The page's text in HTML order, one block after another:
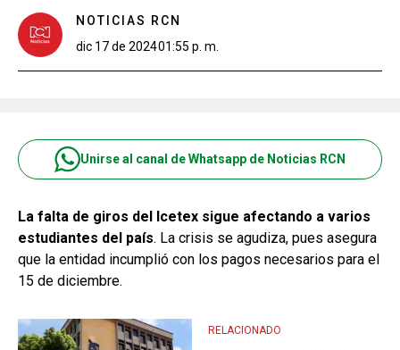
NOTICIAS RCN
dic 17 de 202401:55 p. m.
Unirse al canal de Whatsapp de Noticias RCN
La falta de giros del Icetex sigue afectando a varios
estudiantes del país. La crisis se agudiza, pues asegura
que la entidad incumplió con los pagos necesarios para el
15 de diciembre.
RELACIONADO